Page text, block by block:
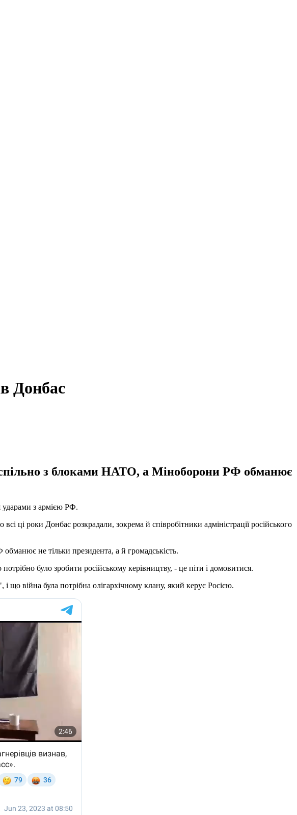
Донбас
з блоками НАТО, а Міноборони РФ обманює
з армією РФ.
роки Донбас розкрадали, зокрема й співробітники адміністрації російського
не тільки президента, а й громадськість.
було зробити російському керівництву, - це піти і домовитися.
війна була потрібна олігархічному клану, який керує Росією.